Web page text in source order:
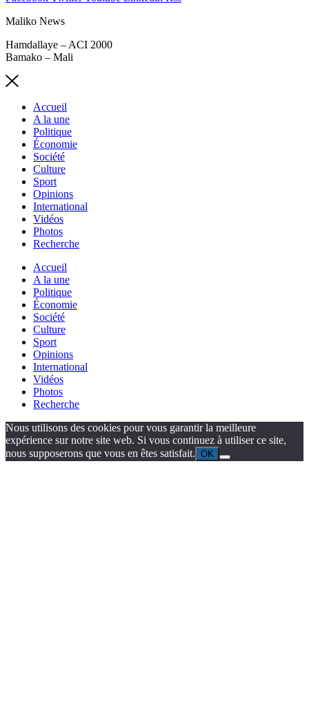
Maliko News
Hamdallaye – ACI 2000
Bamako – Mali
Accueil
A la une
Politique
Économie
Société
Culture
Sport
Opinions
International
Vidéos
Photos
Recherche
Accueil
A la une
Politique
Économie
Société
Culture
Sport
Opinions
International
Vidéos
Photos
Recherche
Nous utilisons des cookies pour vous garantir la meilleure
expérience sur notre site web. Si vous continuez à utiliser ce site,
nous supposerons que vous en êtes satisfait. OK